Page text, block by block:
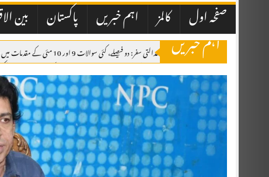
صفحہ اول کالمز اہم خبریں پاکستان بین
اہم خبریں
جسٹس مسرت ہلالی کا عدالتی سفر: دو فیصلے، کئی سوالات 9 اور 10 مئی کے مقدمات میں ملٹری کورٹس کی بحالی کی اجازت دی، تاہم حکومت کو پابند کیا کہ ملٹری کورٹس سے سزا پانے والے افراد کو 45 دن کے اندر ہائی کورٹ میں آزادانہ اپیل کا حق دیا جائے۔
راجہ فاروق حیدر کی چناری، چکوٹھی آمد، شاندار استقبال، اظہارِ تشکر ریلی
پیٹرول اور ڈیزل کی قیمتوں میں کمی کا فیصلہ، نوٹیفکیشن جاری